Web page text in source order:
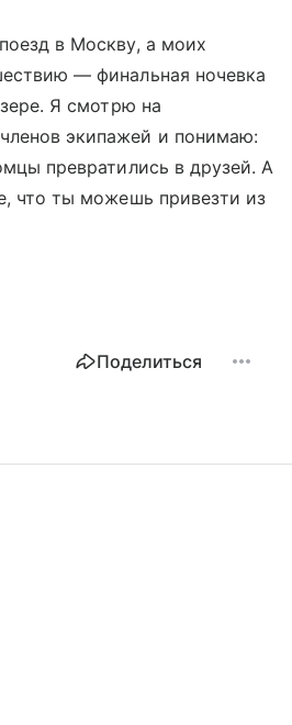
в Москву, а моих
— финальная ночевка
Я смотрю на
экипажей и понимаю:
превратились в друзей. А
что ты можешь привезти из
Поделиться